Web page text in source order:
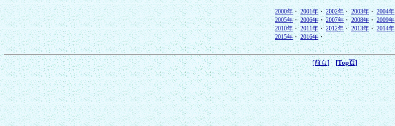
2000年・2001年・2002年・2003年・2004年
2005年・2006年・2007年・2008年・2009年
2010年・ 2011年・ 2012年・2013年・2014年
2015年・2016年・
[前頁]
[Top頁]